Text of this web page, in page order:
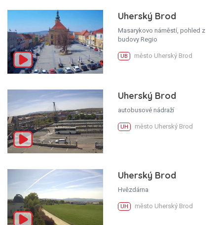
Uherský Brod
Masarykovo náměstí, pohled z
budovy Regio
UB město Uherský Brod
Uherský Brod
autobusové nádraží
UH město Uherský Brod
Uherský Brod
Hvězdárna
UH město Uherský Brod